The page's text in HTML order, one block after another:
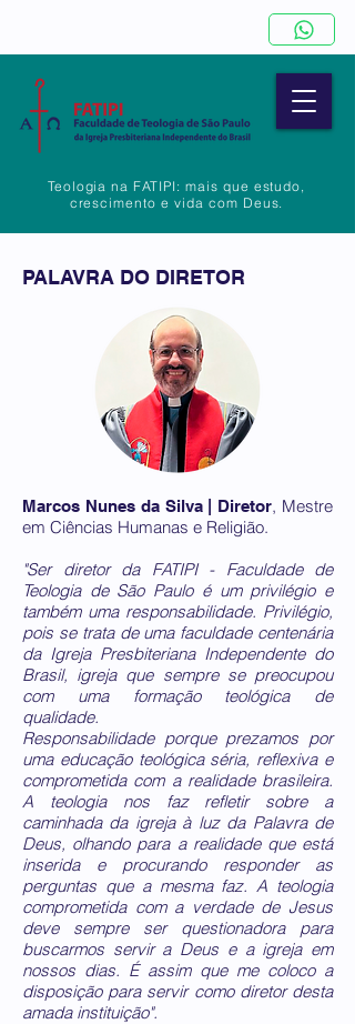
Teologia na FATIPI: mais que estudo,
crescimento e vida com Deus.
PALAVRA DO DIRETOR
Marcos Nunes da Silva | Diretor, Mestre
em Ciências Humanas e Religião.
"Ser diretor da FATIPI - Faculdade de
Teologia de São Paulo é um privilégio e
também uma responsabilidade. Privilégio,
pois se trata de uma faculdade centenária
da Igreja Presbiteriana Independente do
Brasil, igreja que sempre se preocupou
com uma formação teológica de
qualidade.
Responsabilidade porque prezamos por
uma educação teológica séria, reflexiva e
comprometida com a realidade brasileira.
A teologia nos faz refletir sobre a
caminhada da igreja à luz da Palavra de
Deus, olhando para a realidade que está
inserida e procurando responder as
perguntas que a mesma faz. A teologia
comprometida com a verdade de Jesus
deve sempre ser questionadora para
buscarmos servir a Deus e a igreja em
nossos dias. Éassim que me coloco a
disposição para servir como diretor desta
amada instituição".